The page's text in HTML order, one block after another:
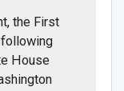
the First
House